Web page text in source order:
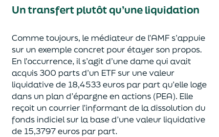
Un transfert plutôt qu’une liquidation
Comme toujours, le médiateur de l’AMF s’appuie
sur un exemple concret pour étayer son propos.
En l’occurrence, il s’agit d’une dame qui avait
acquis 300 parts d’un ETF sur une valeur
liquidative de 18,4533 euros par part qu’elle loge
dans un plan d’épargne en actions (PEA). Elle
reçoit un courrier l’informant de la dissolution du
fonds indiciel sur la base d’une valeur liquidative
de 15,3797 euros par part.